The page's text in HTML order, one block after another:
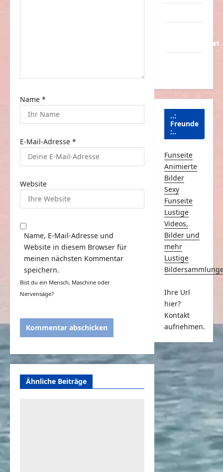
Name *
E-Mail-Adresse *
Website
Name, E-Mail-Adresse und
Website in diesem Browser für
meinen nächsten Kommentar
speichern.
Bist du ein Mensch, Maschine oder
Nervensäge?
Ähnliche Beiträge
Schmunzeln.net
..:
Freunde
:..
Funseite
Animierte
Bilder
Sexy
Funseite
Lustige
Videos,
Bilder und
mehr
Lustige
Ihre Url
hier?
Kontakt
aufnehmen.